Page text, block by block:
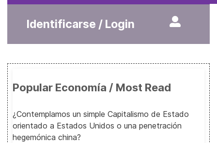
Identificarse / Login
Popular Economía / Most Read
¿Contemplamos un simple Capitalismo de Estado
orientado a Estados Unidos o una penetración
hegemónica china?